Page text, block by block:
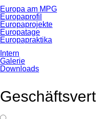
Europa am MPG
Europaprofil
Europaprojekte
Europatage
Europapraktika
Intern
Galerie
Downloads